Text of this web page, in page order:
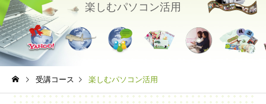
パソコン入門 楽しむパソ
楽しむパソコン活用
受講コース 楽しむパソコン活用